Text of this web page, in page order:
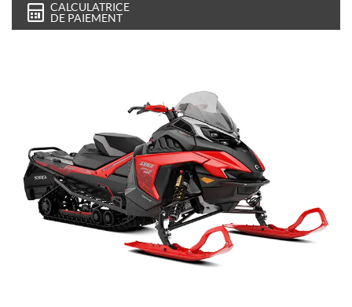
CALCULATRICE
DE PAIEMENT